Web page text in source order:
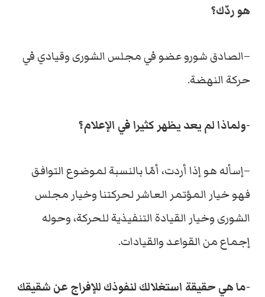
هو ردّك؟
–الصادق شورو عضو في مجلس الشورى وقيادي في
حركة النهضة.
-ولماذا لم يعد يظهر كثيرا في الإعلام؟
–إسأله هو إذا أردت، أمّا بالنسبة لموضوع التوافق
فهو خيار المؤتمر العاشر لحركتنا وخيار مجلس
الشورى وخيار القيادة التنفيذية للحركة، وحوله
إجماع من القواعد والقيادات.
-ما هي حقيقة استغلالك لنفوذك للإفراج عن شقيقك